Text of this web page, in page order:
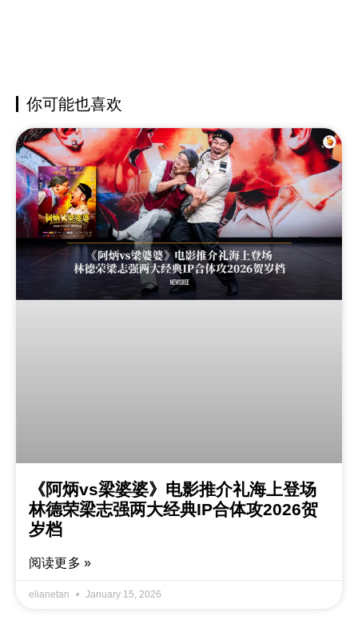
你可能也喜欢
《阿炳vs梁婆婆》电影推介礼海上登场
林德荣梁志强两大经典IP合体攻2026贺
岁档
阅读更多 »
elianetan January 15, 2026